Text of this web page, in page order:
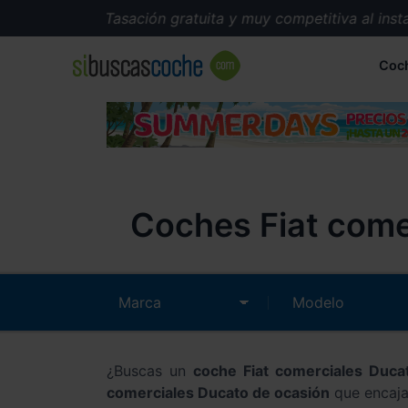
Tasación gratuita y muy competitiva al
Coches Fiat
¿Buscas un coche Fiat comerciales
comerciales Ducato de ocasión que